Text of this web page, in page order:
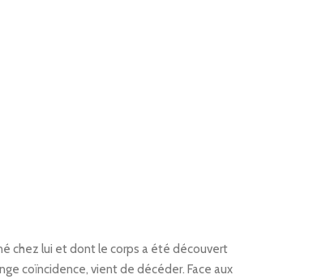
chez lui et dont le corps a été découvert
coïncidence, vient de décéder. Face aux